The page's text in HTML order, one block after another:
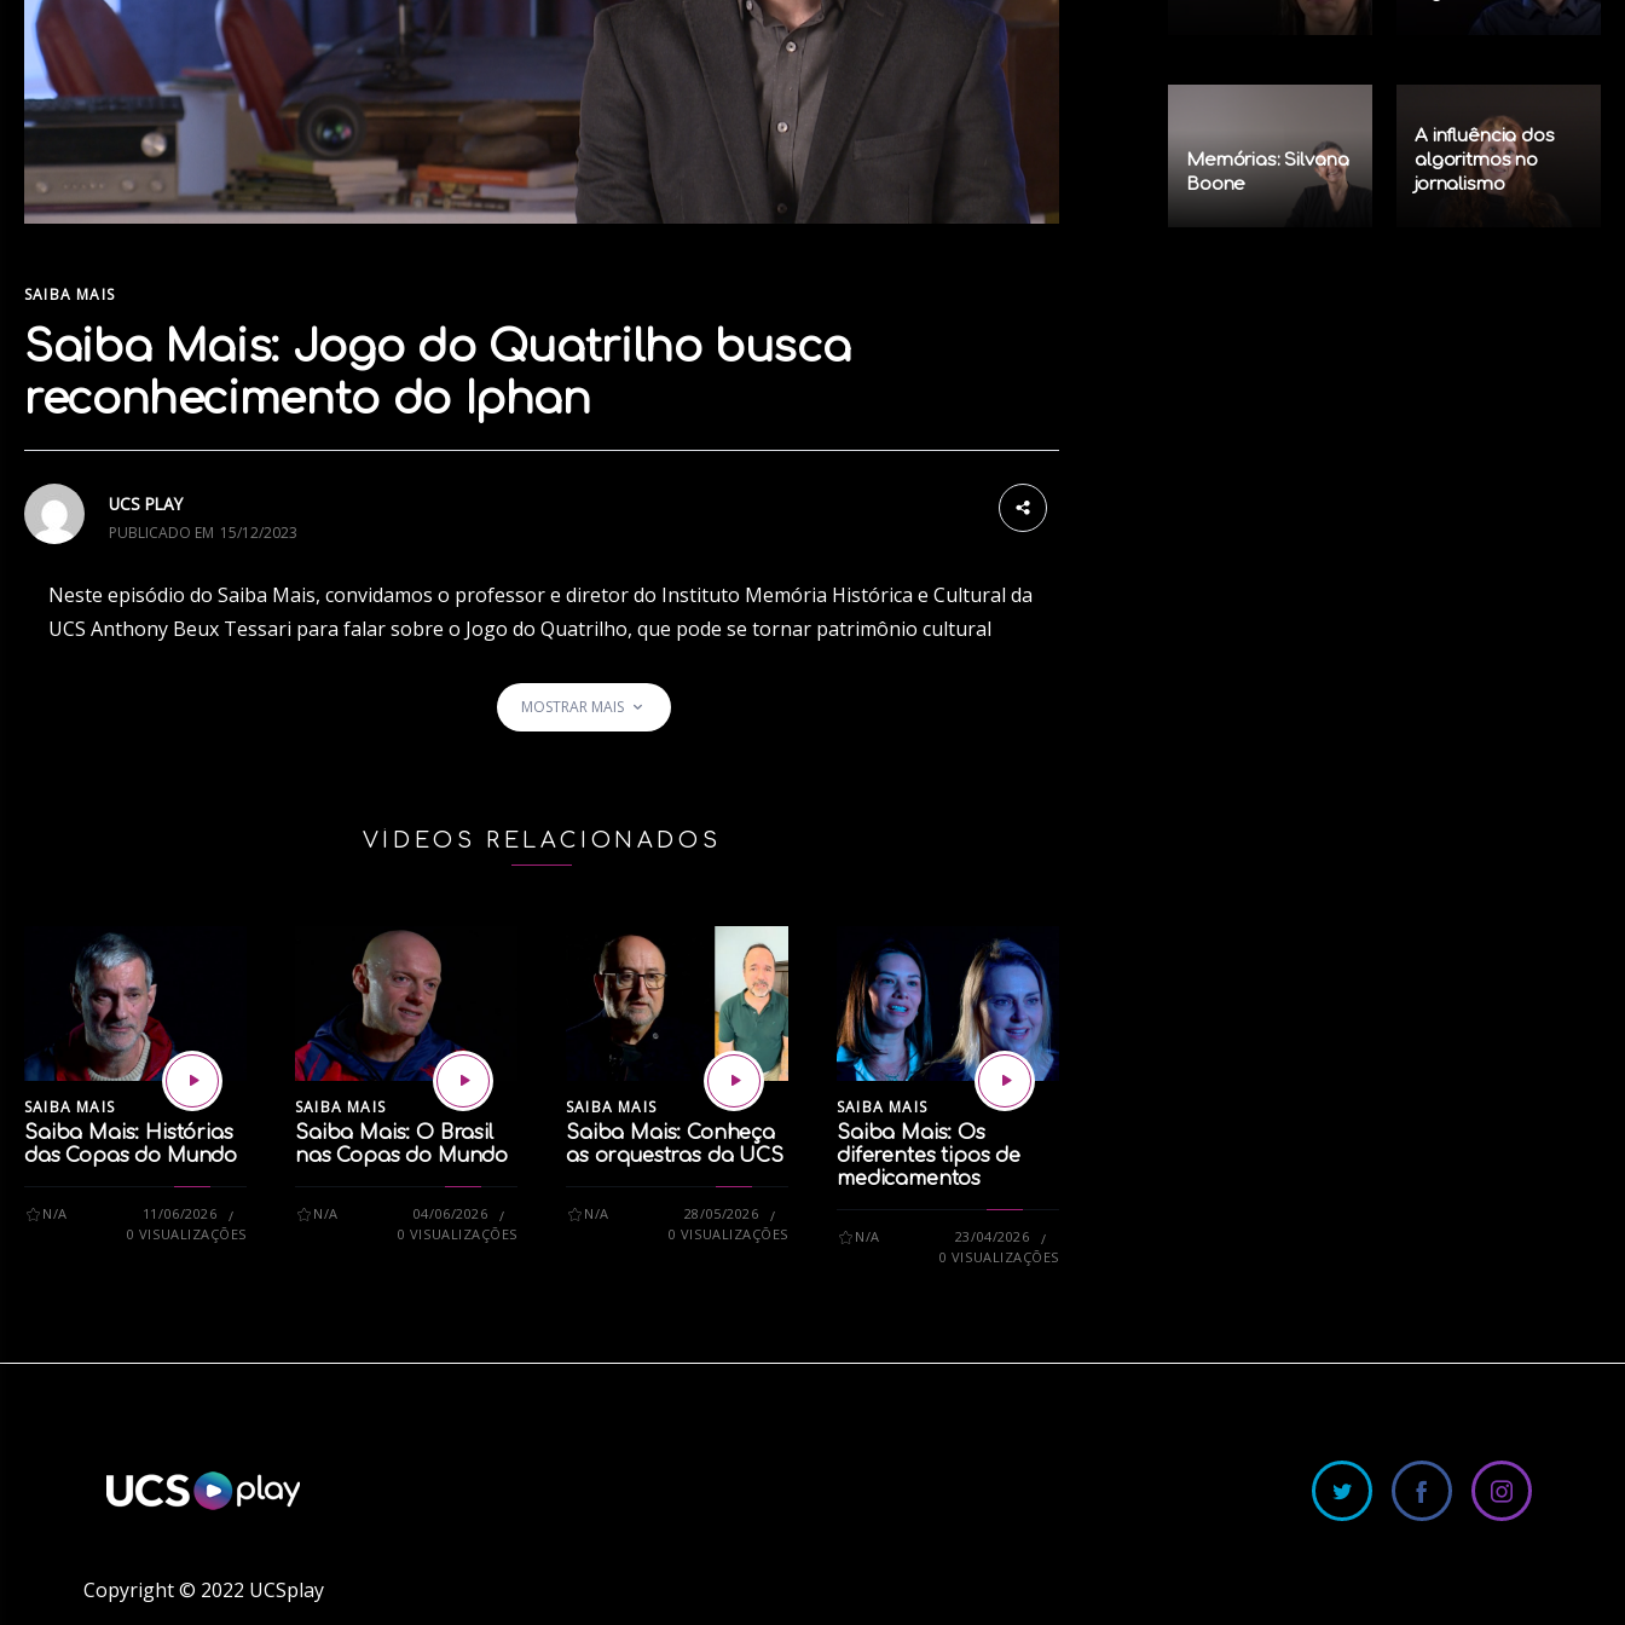
SAIBA MAIS
Saiba Mais: Jogo do Quatrilho busca
reconhecimento do Iphan
UCS PLAY
PUBLICADO EM 15/12/2023
Neste episódio do Saiba Mais, convidamos o professor e diretor do Instituto Memória Histórica e Cultural da
UCS Anthony Beux Tessari para falar sobre o Jogo do Quatrilho, que pode se tornar patrimônio cultural
Siga nossas redes sociais:
Instagram
MOSTRAR MAIS
VÍDEOS RELACIONADOS
SAIBA MAIS
Saiba Mais: Histórias
das Copas do Mundo
N/A
11/06/2026
0 VISUALIZAÇÕES
SAIBA MAIS
Saiba Mais: O Brasil
nas Copas do Mundo
N/A
04/06/2026
0 VISUALIZAÇÕES
SAIBA MAIS
Saiba Mais: Conheça
as orquestras da UCS
N/A
28/05/2026
0 VISUALIZAÇÕES
SAIBA MAIS
Saiba Mais: Os
diferentes tipos de
medicamentos
N/A
23/04/2026
0 VISUALIZAÇÕES
Memórias: Silvana
Boone
A influência dos
algoritmos no
jornalismo
Copyright © 2022 UCSplay